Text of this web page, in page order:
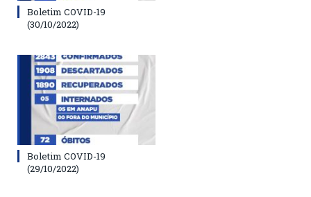
Boletim COVID-19
(30/10/2022)
Boletim COVID-19
(29/10/2022)